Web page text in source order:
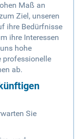
Maß an
Ziel, unseren
ihre Bedürfnisse
ihre Interessen
hohe
professionelle
ab.
Sie